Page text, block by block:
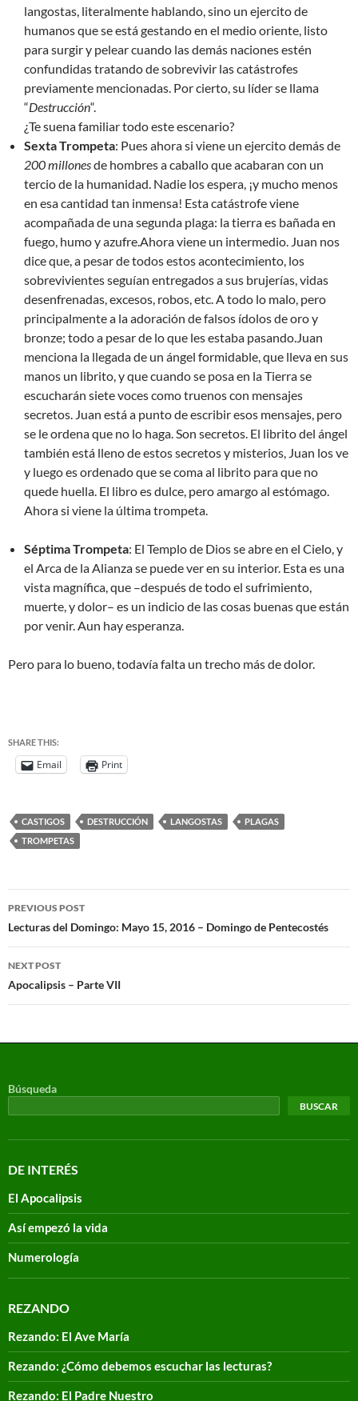
langostas, literalmente hablando, sino un ejercito de
humanos que se está gestando en el medio oriente, listo
para surgir y pelear cuando las demás naciones estén
confundidas tratando de sobrevivir las catástrofes
previamente mencionadas. Por cierto, su líder se llama
“Destrucción“.
¿Te suena familiar todo este escenario?
Sexta Trompeta: Pues ahora si viene un ejercito demás de
200 millonesde hombres a caballo que acabaran con un
tercio de la humanidad. Nadie los espera, ¡y mucho menos
en esa cantidad tan inmensa! Esta catástrofe viene
acompañada de una segunda plaga: la tierra es bañada en
fuego, humo y azufre.Ahora viene un intermedio. Juan nos
dice que, a pesar de todos estos acontecimiento, los
sobrevivientes seguían entregados a sus brujerías, vidas
desenfrenadas, excesos, robos, etc. A todo lo malo, pero
principalmente a la adoración de falsos ídolos de oro y
bronze; todo a pesar de lo que les estaba pasando.Juan
menciona la llegada de un ángel formidable, que lleva en sus
manos un librito, y que cuando se posa en la Tierra se
escucharán siete voces como truenos con mensajes
secretos. Juan está a punto de escribir esos mensajes, pero
se le ordena que no lo haga. Son secretos. El librito del ángel
también está lleno de estos secretos y misterios, Juan los ve
y luego es ordenado que se coma al librito para que no
quede huella. El libro es dulce, pero amargo al estómago.
Ahora si viene la última trompeta.
Séptima Trompeta: El Templo de Dios se abre en el Cielo, y
el Arca de la Alianza se puede ver en su interior. Esta es una
vista magnífica, que –después de todo el sufrimiento,
muerte, y dolor– es un indicio de las cosas buenas que están
por venir. Aun hay esperanza.
Pero para lo bueno, todavía falta un trecho más de dolor.
SHARE THIS:
Email Print
CASTIGOS DESTRUCCIÓN LANGOSTAS
PLAGAS
TROMPETAS
PREVIOUS POST
Lecturas del Domingo: Mayo 15, 2016 – Domingo de Pentecostés
NEXT POST
Apocalipsis – Parte VII
Búsqueda
BUSCAR
DE INTERÉS
El Apocalipsis
Así empezó la vida
Numerología
REZANDO
Rezando: El Ave María
Rezando: ¿Cómo debemos escuchar las lecturas?
Rezando: El Padre Nuestro